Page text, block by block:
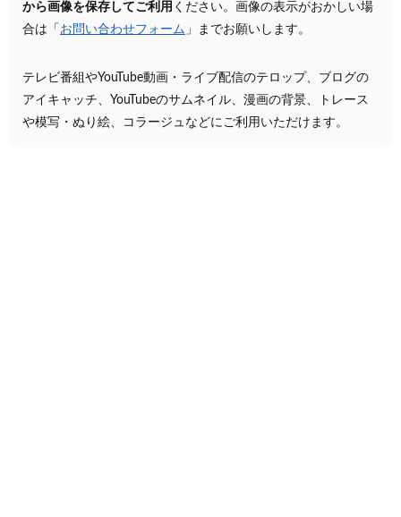
から画像を保存してご利用 ください。画像の表示がおかしい場
合は「 お問い合わせフォーム 」までお願いします。
テレビ番組やYouTube動画・ライブ配信のテロップ、ブログの
アイキャッチ、YouTubeのサムネイル、漫画の背景、トレース
や模写・ぬり絵、コラージュなどにご利用いただけます。